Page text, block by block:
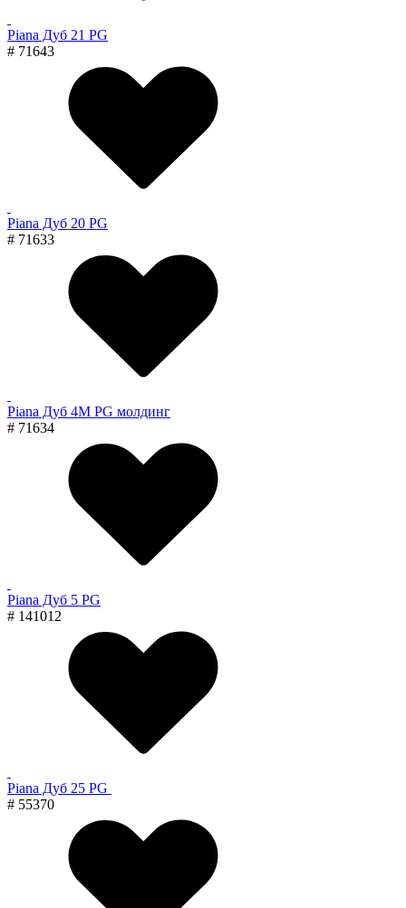
Piana Дуб 21 PG
# 71643
Piana Дуб 20 PG
# 71633
Piana Дуб 4M PG молдинг
# 71634
Piana Дуб 5 PG
# 141012
Piana Дуб 25 PG
# 55370